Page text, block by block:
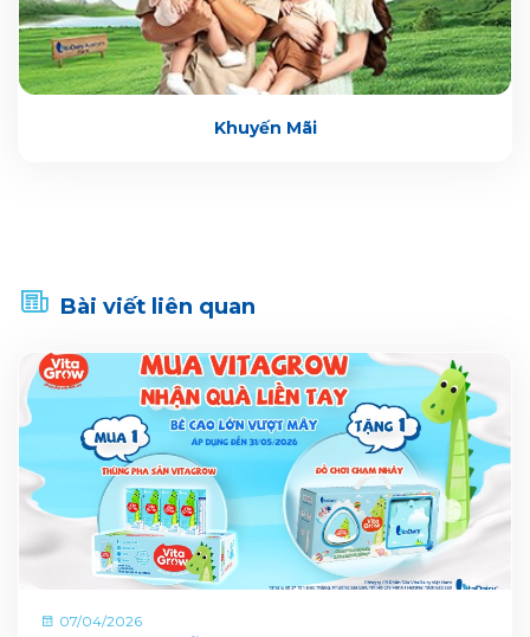
Khuyến Mãi
Bài viết liên quan
07/04/2026